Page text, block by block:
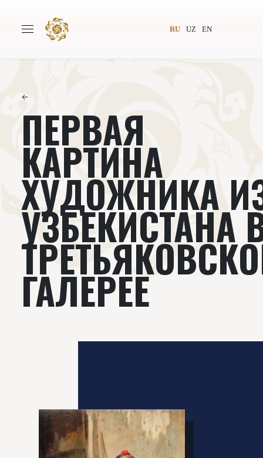
RU UZ EN
Издательство Новости
Проекты Подкасты
Книги Видеолекторий
←
ПЕРВАЯ
КАРТИНА
ХУДОЖНИКА
УЗБЕКИСТАНА
ГАЛЕРЕЕ